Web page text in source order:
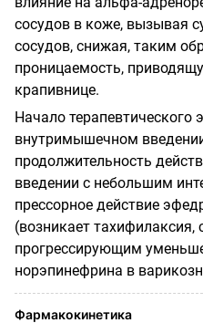
сосудов в коже, вызывая
сосудов, снижая, таким
проницаемость,
крапивнице.
Начало терапевтического
внутримышечном
продолжительность
введении с небольшим
прессорное действие
(возникает тахифилаксия,
прогрессирующим
норэпинефрина в
Фармакокинетика